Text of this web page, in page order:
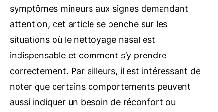
symptômes mineurs aux signes demandant
attention, cet article se penche sur les
situations où le nettoyage nasal est
indispensable et comment s’y prendre
correctement. Par ailleurs, il est intéressant de
noter que certains comportements peuvent
aussi indiquer un besoin de réconfort ou